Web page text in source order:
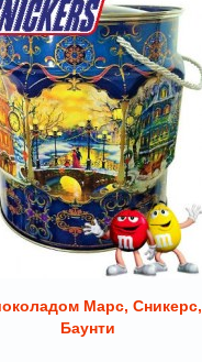
Марс, Сникерс,
Баунти